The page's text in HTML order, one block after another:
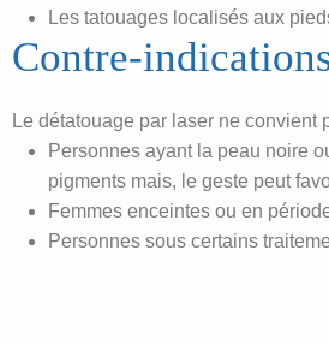
Les tatouages localisés aux
Contre-
Le détatouage par laser ne convient
Personnes ayant la peau noire
pigments mais, le geste peut
Femmes enceintes ou en
Personnes sous certains